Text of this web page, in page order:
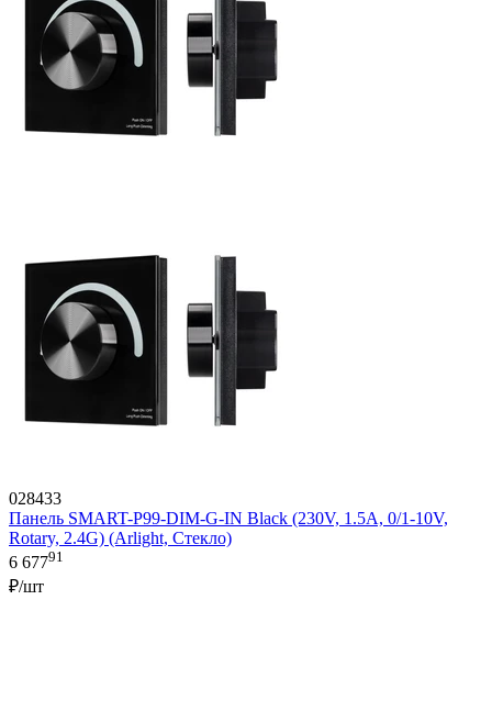
028433
Панель SMART-P99-DIM-G-IN Black (230V, 1.5A, 0/1-10V,
Rotary, 2.4G) (Arlight, Стекло)
6 67791
₽/шт